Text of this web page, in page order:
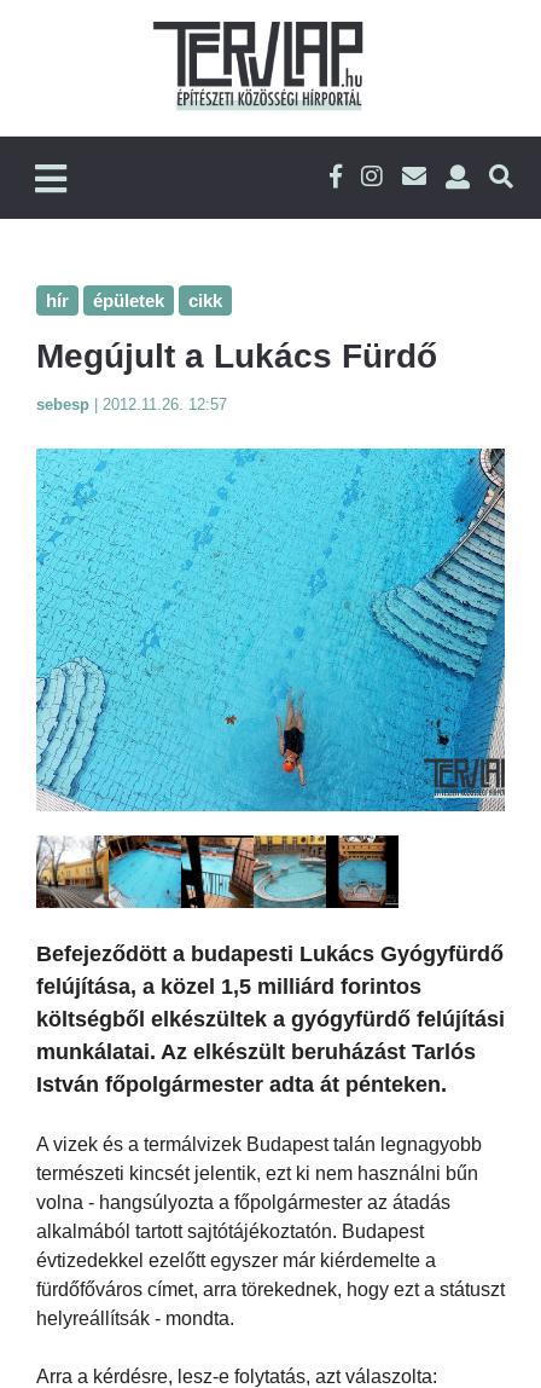
hír épületek cikk
Megújult a Lukács Fürdő
sebesp 2012.11.26. 12:57
Befejeződött a budapesti Lukács Gyógyfürdő
felújítása, a közel 1,5 milliárd forintos
költségből elkészültek a gyógyfürdő felújítási
munkálatai. Az elkészült beruházást Tarlós
István főpolgármester adta át pénteken.
A vizek és a termálvizek Budapest talán legnagyobb
természeti kincsét jelentik, ezt ki nem használni bűn
volna - hangsúlyozta a főpolgármester az átadás
alkalmából tartott sajtótájékoztatón. Budapest
évtizedekkel ezelőtt egyszer már kiérdemelte a
fürdőfőváros címet, arra törekednek, hogy ezt a státuszt
helyreállítsák - mondta.
Arra a kérdésre, lesz-e folytatás, azt válaszolta: